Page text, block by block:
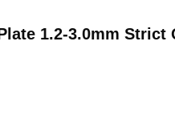
1.2-3.0mm Strict